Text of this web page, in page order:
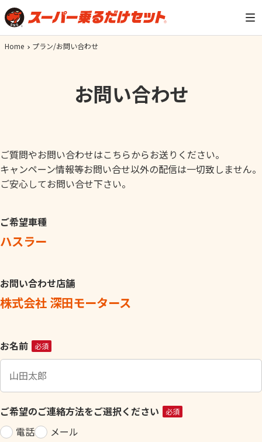
Home プラン/お問い合わせ
お問い合わせ
ご質問やお問い合わせはこちらからお送りください。
キャンペーン情報等お問い合せ以外の配信は一切致しません。
ご安心してお問い合せ下さい。
ご希望車種
ハスラー
お問い合わせ店舗
株式会社 深田モータース
こ
の
ィ
ー
ル
ド
お名前 必須
ご希望のご連絡方法をご選択ください 必須
電話
メール